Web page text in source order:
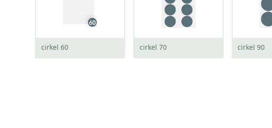
cirkel 60 cirkel 70 cirkel 90